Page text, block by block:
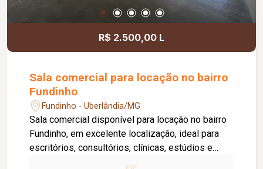
R$ 2.500,00 L
Sala comercial para locação no bairro
Fundinho
Fundinho - Uberlândia/MG
Sala comercial disponível para locação no bairro
Fundinho, em excelente localização, ideal para
escritórios, consultórios, clínicas, estúdios e